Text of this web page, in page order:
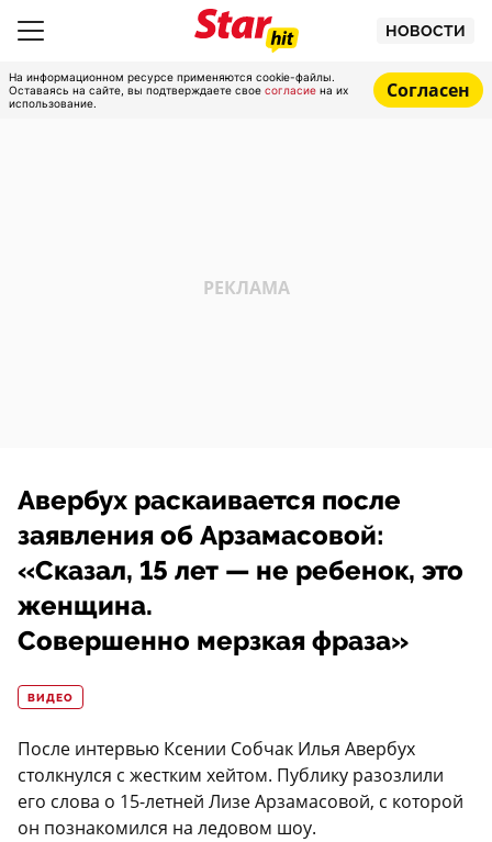
НОВОСТИ
На информационном ресурсе применяются cookie-файлы.
Оставаясь на сайте, вы подтверждаете свое согласие на их
использование.
Согласен
Авербух раскаивается после
заявления об Арзамасовой:
«Сказал, 15 лет — не ребенок, это
женщина.
Совершенно мерзкая фраза»
ВИДЕО
После интервью Ксении Собчак Илья Авербух
столкнулся с жестким хейтом. Публику разозлили
его слова о 15-летней Лизе Арзамасовой, с которой
он познакомился на ледовом шоу.